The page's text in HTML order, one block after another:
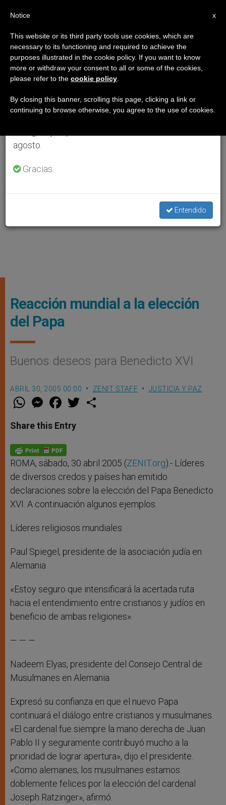
Reacción mundial a la elección
del Papa
Buenos deseos para Benedicto XVI
ABRIL 30, 2005 00:00 ZENIT STAFF JUSTICIA Y PAZ
W
t
s
p
p
M
e
s
e
g
e
r
F
a
e
b
o
k
w
Share this Entry
ROMA, sábado, 30 abril 2005 (ZENIT.org).- Líderes
de diversos credos y países han emitido
declaraciones sobre la elección del Papa Benedicto
XVI. A continuación algunos ejemplos.
Líderes religiosos mundiales
Paul Spiegel, presidente de la asociación judía en
Alemania
«Estoy seguro que intensificará la acertada ruta
hacia el entendimiento entre cristianos y judíos en
beneficio de ambas religiones».
— — —
Nadeem Elyas, presidente del Consejo Central de
Musulmanes en Alemania
Expresó su confianza en que el nuevo Papa
continuará el diálogo entre cristianos y musulmanes.
«El cardenal fue siempre la mano derecha de Juan
Pablo II y seguramente contribuyó mucho a la
prioridad de lograr apertura», dijo el presidente.
«Como alemanes, los musulmanes estamos
doblemente felices por la elección del cardenal
Joseph Ratzinger», afirmó.
×
Aviso importante
Del 27 de julio al 7 de agosto haremos la pausa
anual, aprovechando que en el periodo de verano
se generan menos informaciones y también el
agosto.
Gracias.
Entendido
x
Notice
This website or its third party tools use cookies, which are
necessary to its functioning and required to achieve the
purposes illustrated in the cookie policy. If you want to know
more or withdraw your consent to all or some of the cookies,
please refer to the cookie policy
By closing this banner, scrolling this page, clicking a link or
continuing to browse otherwise, you agree to the use of cookies.